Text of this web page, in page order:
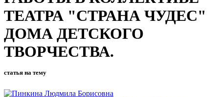
ТЕАТРА "СТРАНА ЧУДЕС"
ДОМА ДЕТСКОГО
ТВОРЧЕСТВА.
статья на тему